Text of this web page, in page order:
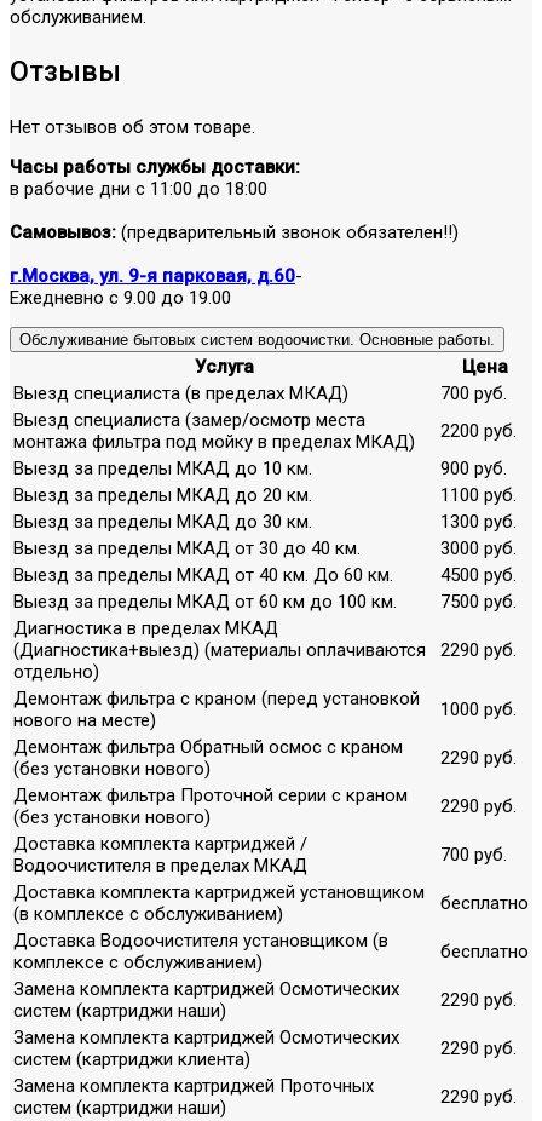
обслуживанием.
Отзывы
Нет отзывов об этом товаре.
Часы работы службы доставки:
в рабочие дни с 11:00 до 18:00
Самовывоз: (предварительный звонок обязателен!!)
г.Москва, ул. 9-я парковая, д.60-
Ежедневно с 9.00 до 19.00
Обслуживание бытовых систем водоочистки. Основные работы.
Услуга
Цена
Выезд специалиста (в пределах МКАД)
700 руб.
Выезд специалиста (замер/осмотр места
монтажа фильтра под мойку в пределах МКАД)
2200 руб.
Выезд за пределы МКАД до 10 км.
900 руб.
Выезд за пределы МКАД до 20 км.
1100 руб.
Выезд за пределы МКАД до 30 км.
1300 руб.
Выезд за пределы МКАД от 30 до 40 км.
3000 руб.
Выезд за пределы МКАД от 40 км. До 60 км.
4500 руб.
Выезд за пределы МКАД от 60 км до 100 км.
7500 руб.
Диагностика в пределах МКАД
(Диагностика+выезд) (материалы оплачиваются
отдельно)
2290 руб.
Демонтаж фильтра с краном (перед установкой
нового на месте)
1000 руб.
Демонтаж фильтра Обратный осмос с краном
(без установки нового)
2290 руб.
Демонтаж фильтра Проточной серии с краном
(без установки нового)
2290 руб.
Доставка комплекта картриджей /
Водоочистителя в пределах МКАД
700 руб.
Доставка комплекта картриджей установщиком
(в комплексе с обслуживанием)
бесплатно
Доставка Водоочистителя установщиком (в
комплексе с обслуживанием)
бесплатно
Замена комплекта картриджей Осмотических
систем (картриджи наши)
2290 руб.
Замена комплекта картриджей Осмотических
систем (картриджи клиента)
2290 руб.
Замена комплекта картриджей Проточных
систем (картриджи наши)
2290 руб.